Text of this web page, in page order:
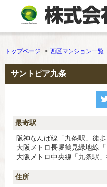
トップページ 西区マンション一覧
サントピア九条
最寄駅
阪神なんば線「九条駅」徒
大阪メトロ長堀鶴見緑地線
大阪メトロ中央線「九条駅
住所